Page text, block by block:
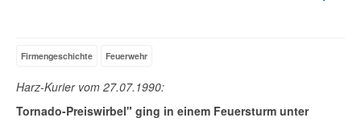
Firmengeschichte Feuerwehr
Harz-Kurier vom 27.07.1990:
Tornado-Preiswirbel" ging in einem Feuersturm unter